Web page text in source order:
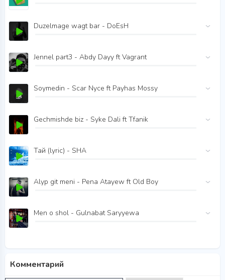
Duzelmage wagt bar - DoEsH
Jennel part3 - Abdy Dayy ft Vagrant
Soymedin - Scar Nyce ft Payhas Mossy
Gechmishde biz - Syke Dali ft Tfanik
Тай (lyric) - SHA
Alyp git meni - Pena Atayew ft Old Boy
Men o shol - Gulnabat Saryyewa
Комментарий